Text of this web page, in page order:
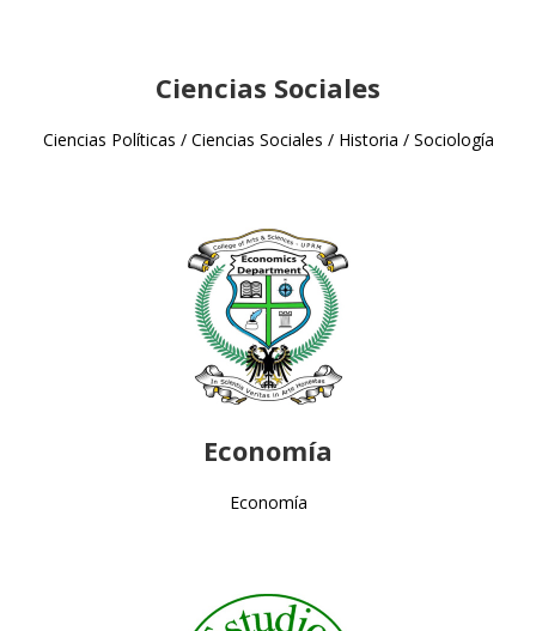
Ciencias Sociales
Ciencias Políticas / Ciencias Sociales / Historia / Sociología
Economía
Economía